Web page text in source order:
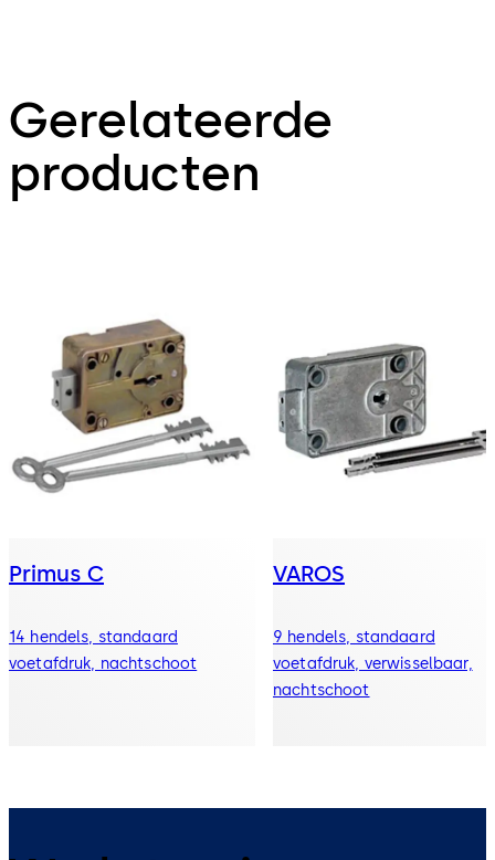
Gerelateerde
producten
Primus C
14 hendels, standaard
voetafdruk, nachtschoot
VAROS
9 hendels, standaard
voetafdruk, verwisselbaar,
nachtschoot